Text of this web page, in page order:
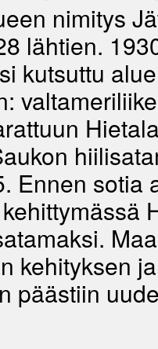
nimitys
lähtien.
kutsuttu
Ennen sotia
kehityksen
päästiin